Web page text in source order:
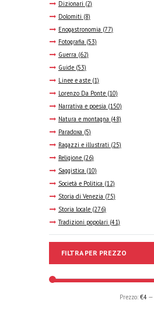
Dizionari (2)
Dolomiti (8)
Enogastronomia (77)
Fotografia (53)
Guerra (62)
Guide (53)
Linee e aste (1)
Lorenzo Da Ponte (10)
Narrativa e poesia (150)
Natura e montagna (48)
Paradoxa (5)
Ragazzi e illustrati (25)
Religione (26)
Saggistica (10)
Società e Politica (12)
Storia di Venezia (75)
Storia locale (276)
Tradizioni popolari (41)
FILTRA PER PREZZO
Prezzo: €4—